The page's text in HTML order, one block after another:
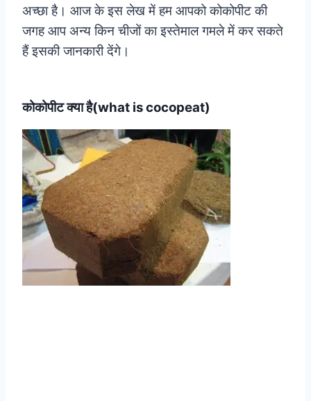
अच्छा है। आज के इस लेख में हम आपको कोकोपीट की
जगह आप अन्य किन चीजों का इस्तेमाल गमले में कर सकते
हैं इसकी जानकारी देंगे।
कोकोपीट क्या है(what is cocopeat)